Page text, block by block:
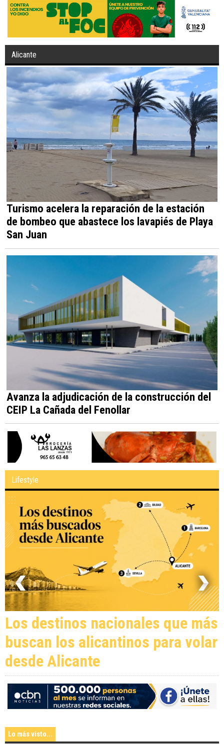
Alicante
Turismo acelera la reparación de la estación
de bombeo que abastece los lavapiés de Playa
San Juan
Avanza la adjudicación de la construcción del
CEIP La Cañada del Fenollar
Lifestyle
Los destinos nacionales que más
buscan los alicantinos para volar
desde Alicante
Lo más visto...